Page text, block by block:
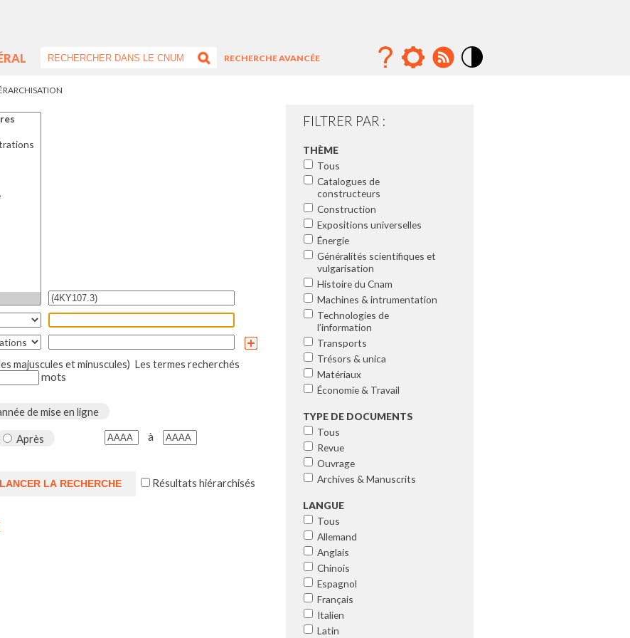
RECHERCHE AVANCÉE
majuscules et minuscules) Les termes recherchés
mots
de mise en ligne
Après à
Résultats hiérarchisés
FILTRER PAR :
THÈME
Tous
Catalogues de
constructeurs
Construction
Expositions universelles
Énergie
Généralités scientifiques et
vulgarisation
Histoire du Cnam
Machines & intrumentation
Technologies de
l’information
Transports
Trésors & unica
Matériaux
Économie & Travail
TYPE DE DOCUMENTS
Tous
Revue
Ouvrage
Archives & Manuscrits
LANGUE
Tous
Allemand
Anglais
Chinois
Espagnol
Français
Italien
Latin